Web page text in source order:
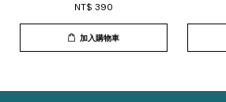
NT$ 390
加入購物車